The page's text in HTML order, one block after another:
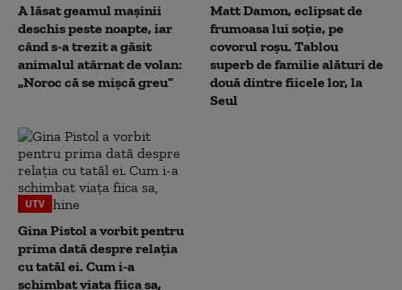
A lăsat geamul mașinii
deschis peste noapte, iar
când s-a trezit a găsit
animalul atârnat de volan:
„Noroc că se mișcă greu”
Matt Damon, eclipsat de
frumoasa lui soție, pe
covorul roșu. Tablou
superb de familie alături de
două dintre fiicele lor, la
Seul
UTV
Gina Pistol a vorbit pentru
prima dată despre relația
cu tatăl ei. Cum i-a
schimbat viața fiica sa,